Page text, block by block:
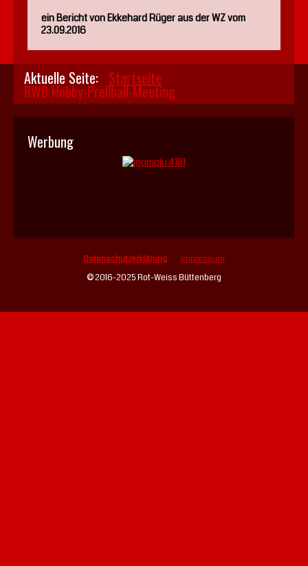
ein Bericht von Ekkehard Rüger aus der WZ vom
23.09.2016
Aktuelle Seite: Startseite
RWB Hobby-Prellball-Meeting
Werbung
Datenschutzerklärung
Impressum
© 2016-2025 Rot-Weiss Büttenberg